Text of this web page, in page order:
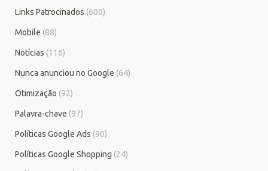
Links Patrocinados (600)
Mobile (88)
Notícias (116)
Nunca anunciou no Google (64)
Otimização (92)
Palavra-chave (97)
Políticas Google Ads (90)
Políticas Google Shopping (24)